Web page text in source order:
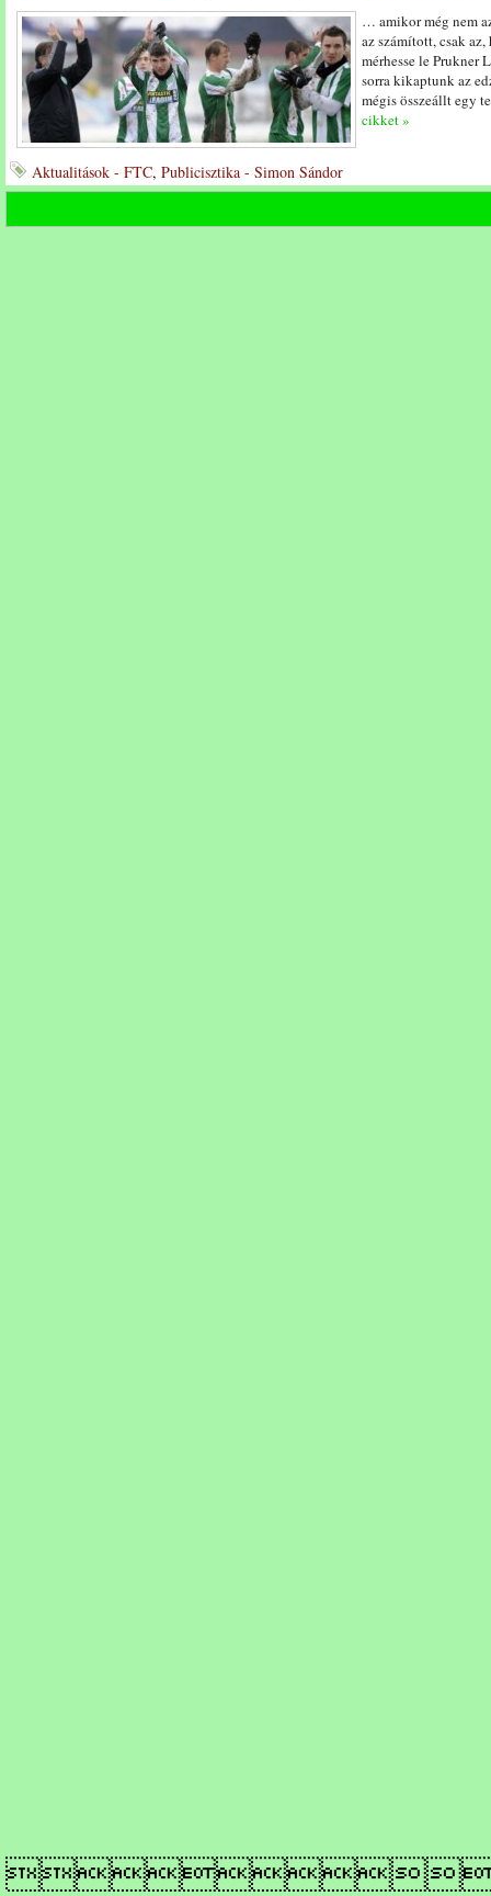
… amikor még nem
az számított, csak
mérhesse le Prukner
sorra kikaptunk az
mégis összeállt egy
cikket »
Aktualitások - FTC, Publicisztika - Simon Sándor